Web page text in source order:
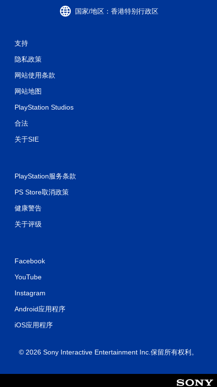
国家/地区：香港特别行政区
支持
隐私政策
网站使用条款
网站地图
PlayStation Studios
合法
关于SIE
PlayStation服务条款
PS Store取消政策
健康警告
关于评级
Facebook
YouTube
Instagram
Android应用程序
iOS应用程序
© 2026 Sony Interactive Entertainment Inc.保留所有权利。